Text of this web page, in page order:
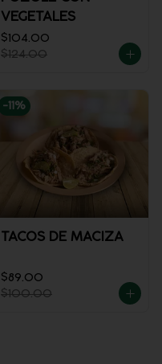
VEGETALES
$104.00
$124.00
-11 %
TACOS DE MACIZA
$89.00
$100.00